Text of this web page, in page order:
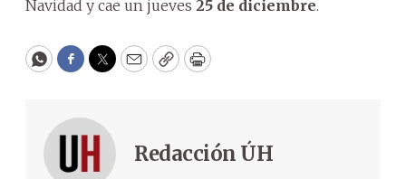
Navidad y cae un jueves 25 de diciembre.
WhatsApp
Facebook
Twitter
EmailCopyPrint
Redacción ÚH